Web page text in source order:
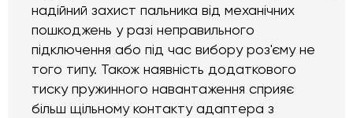
надійний захист пальника від механічних
пошкоджень у разі неправильного
підключення або під час вибору роз'єму не
того типу. Також наявність додаткового
тиску пружинного навантаження сприяє
більш щільному контакту адаптера з